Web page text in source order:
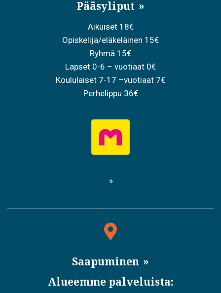
Pääsyliput
Aikuiset 18€
Opiskelija/eläkeläinen 15€
Ryhmä 15€
Lapset 0-6 – vuotiaat 0€
Koululaiset 7-17 –vuotiaat 7€
Perhelippu 36€
Saapuminen
Alueemme palveluista: